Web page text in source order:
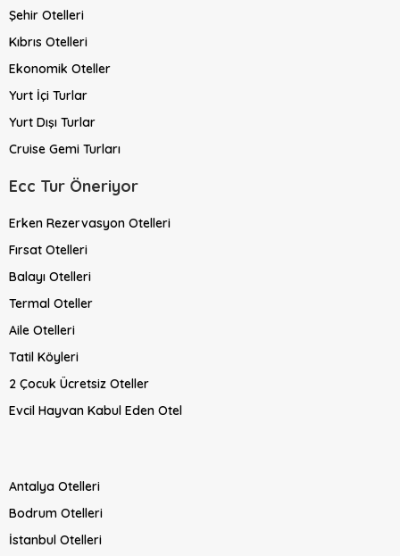
Şehir Otelleri
Kıbrıs Otelleri
Ekonomik Oteller
Yurt İçi Turlar
Yurt Dışı Turlar
Cruise Gemi Turları
Ecc Tur Öneriyor
Erken Rezervasyon Otelleri
Fırsat Otelleri
Balayı Otelleri
Termal Oteller
Aile Otelleri
Tatil Köyleri
2 Çocuk Ücretsiz Oteller
Evcil Hayvan Kabul Eden Otel
Antalya Otelleri
Bodrum Otelleri
İstanbul Otelleri